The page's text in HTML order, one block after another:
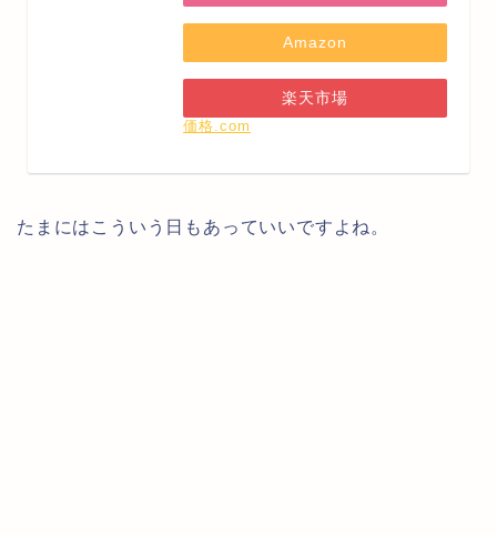
Amazon
楽天市場
価格.com
たまにはこういう日もあっていいですよね。